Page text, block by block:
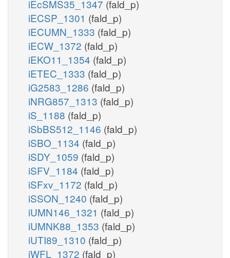
iEcSMS35_1347 (fald_p)
iECSP_1301 (fald_p)
iECUMN_1333 (fald_p)
iECW_1372 (fald_p)
iEKO11_1354 (fald_p)
iETEC_1333 (fald_p)
iG2583_1286 (fald_p)
iNRG857_1313 (fald_p)
iS_1188 (fald_p)
iSbBS512_1146 (fald_p)
iSBO_1134 (fald_p)
iSDY_1059 (fald_p)
iSFV_1184 (fald_p)
iSFxv_1172 (fald_p)
iSSON_1240 (fald_p)
iUMN146_1321 (fald_p)
iUMNK88_1353 (fald_p)
iUTI89_1310 (fald_p)
iWFL_1372 (fald_p)